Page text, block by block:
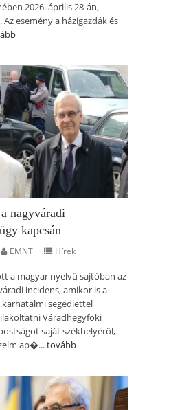
2026. április 28-án,
esemény a házigazdák és
nagyváradi
kapcsán
EMNT Hírek
a magyar nyelvű sajtóban az
incidens, amikor is a
segédlettel
Váradhegyfoki
saját székhelyéről,
ap�...tovább